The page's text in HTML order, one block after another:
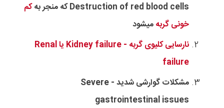
Destruction of red blood cells که منجر به
کم
خونی گربهمیشود
نارسایی کلیوی گربه - Kidney failure یا Renal
failure
مشکلات گوارشی شدید - Severe
gastrointestinal issues